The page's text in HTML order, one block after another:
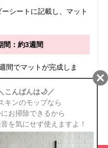
シートに記載し、マット
間：約3週間
間でマットが完成しま
をお届けし、レンタルが